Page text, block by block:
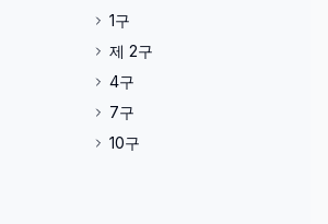
1구
제 2구
4구
7구
10구